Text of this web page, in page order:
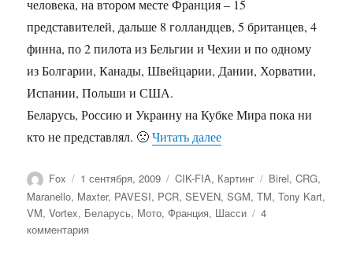
человека, на втором месте Франция – 15
представителей, дальше 8 голландцев, 5 британцев, 4
финна, по 2 пилота из Бельгии и Чехии и по одному
из Болгарии, Канады, Швейцарии, Дании, Хорватии,
Испании, Польши и США.
Беларусь, Россию и Украину на Кубке Мира пока ни
кто не представлял. 🙁Читать далее«Кубок Мира KZ1:
Автор
Fox Опубликовано
1 сентября, 2009 Рубрики
CIK-FIA, Картинг Метки
Birel,CRG,
Maranello, Maxter, PAVESI, PCR,SEVEN,SGM,TM,Tony Kart,
VM,Vortex, Беларусь, Мото,Франция, Шасси
4
комментария